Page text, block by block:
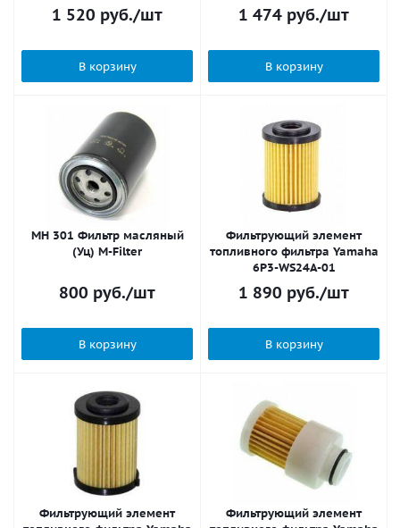
1 520 руб./шт
В корзину
1 474 руб./шт
В корзину
MH 301 Фильтр масляный
(Уц) M-Filter
800 руб./шт
В корзину
Фильтрующий элемент
топливного фильтра Yamaha
6P3-WS24A-01
1 890 руб./шт
В корзину
Фильтрующий элемент
Фильтрующий элемент